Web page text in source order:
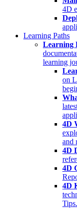
4D
Learning Paths
Learning
learning
on
4D
and
4D
4D
4D
Tips.